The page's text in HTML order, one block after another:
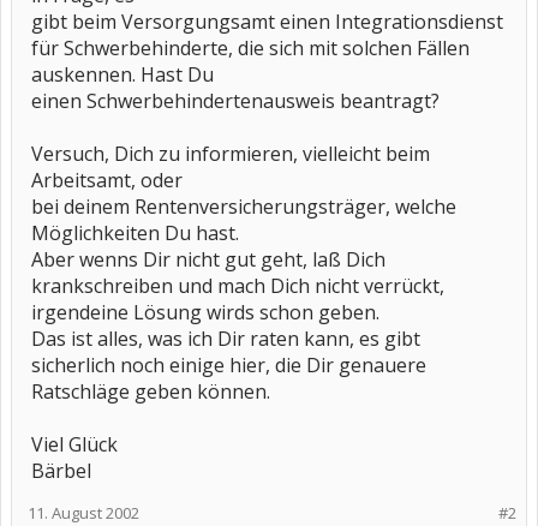
gibt beim Versorgungsamt einen Integrationsdienst
für Schwerbehinderte, die sich mit solchen Fällen
auskennen. Hast Du
einen Schwerbehindertenausweis beantragt?
Versuch, Dich zu informieren, vielleicht beim
Arbeitsamt, oder
bei deinem Rentenversicherungsträger, welche
Möglichkeiten Du hast.
Aber wenns Dir nicht gut geht, laß Dich
krankschreiben und mach Dich nicht verrückt,
irgendeine Lösung wirds schon geben.
Das ist alles, was ich Dir raten kann, es gibt
sicherlich noch einige hier, die Dir genauere
Ratschläge geben können.
Viel Glück
Bärbel
#2
11. August 2002